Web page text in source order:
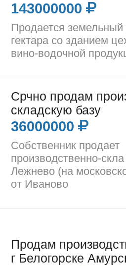
143000000
Продается земельный
гектара со зданием
вино-водочной
Срчно продам
складскую базу
36000000
Собственник продает
производственно-
Лежнево (на
от Иваново
Продам
г Белогорске